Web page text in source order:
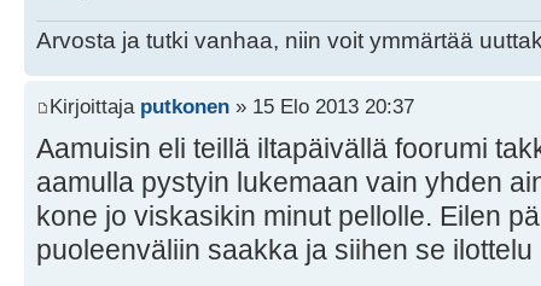
Arvosta ja tutki vanhaa, niin voit ymmärtää
Kirjoittaja putkonen » 15 Elo 2013 20:37
Aamuisin eli teillä iltapäivällä foorumi
aamulla pystyin lukemaan vain yhden
kone jo viskasikin minut pellolle. Eilen
puoleenväliin saakka ja siihen se